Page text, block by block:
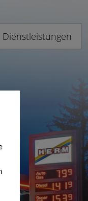
Dienstleistungen